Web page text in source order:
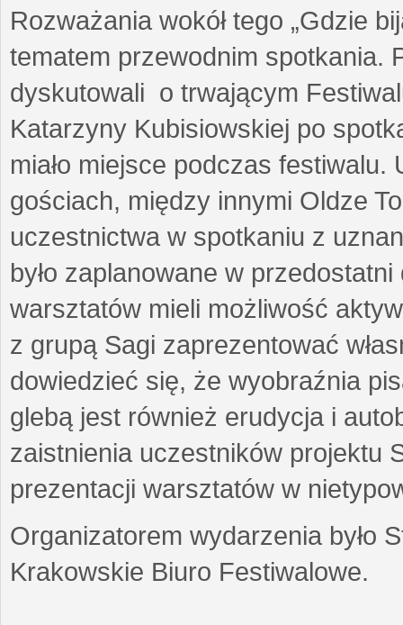
Rozważania wokół tego „Gdzie
tematem przewodnim spotkania.
dyskutowali o trwającym
Katarzyny Kubisiowskiej po
miało miejsce podczas
gościach, między innymi Oldze
uczestnictwa w spotkaniu z
było zaplanowane w
warsztatów mieli możliwość
z grupą Sagi zaprezentować
dowiedzieć się, że wyobraźnia
glebą jest również erudycja i
zaistnienia uczestników projektu
prezentacji warsztatów w
Organizatorem wydarzenia było
Krakowskie Biuro Festiwalowe.